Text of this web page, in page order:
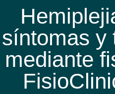
síntomas y
mediante